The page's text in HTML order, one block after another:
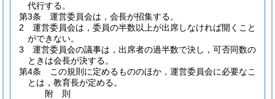
代行する。
第3条
運営委員会は，会長が招集する。
2
運営委員会は，委員の半数以上が出席しなければ開くこと
ができない。
3
運営委員会の議事は，出席者の過半数で決し，可否同数の
ときは会長が決する。
第4条
この規則に定めるもののほか，運営委員会に必要なこ
とは，教育長が定める。
附 則